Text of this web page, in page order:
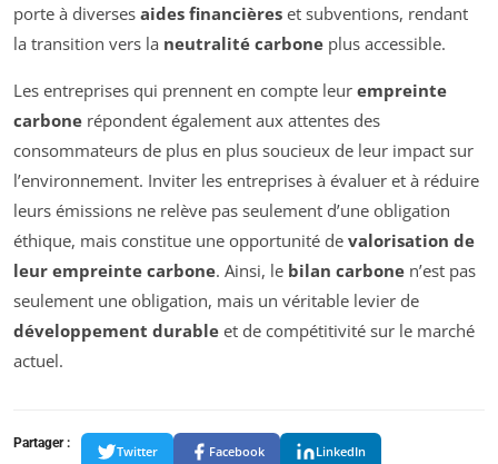
porte à diverses aides financières et subventions, rendant
la transition vers la neutralité carbone plus accessible.
Les entreprises qui prennent en compte leur empreinte
carbone répondent également aux attentes des
consommateurs de plus en plus soucieux de leur impact sur
l’environnement. Inviter les entreprises à évaluer et à réduire
leurs émissions ne relève pas seulement d’une obligation
éthique, mais constitue une opportunité de valorisation de
leur empreinte carbone. Ainsi, le bilan carbone n’est pas
seulement une obligation, mais un véritable levier de
développement durable et de compétitivité sur le marché
actuel.
Partager :
Twitter Facebook LinkedIn